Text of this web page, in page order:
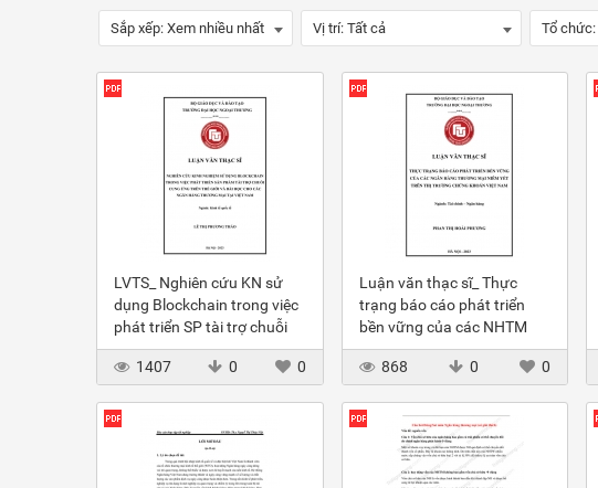
Sắp xếp: Xem nhiều nhất Vị trí: Tất cả Tổ chức:
LVTS_ Nghiên cứu KN sử
dụng Blockchain trong việc
phát triển SP tài trợ chuỗi
cung ứng trên thế giới - bài
học cho NHTM VN
1407 0 0
Luận văn thạc sĩ_ Thực
trạng báo cáo phát triển
bền vững của các NHTM
niêm yết trên thị trường
chứng khoán VN
868 0 0